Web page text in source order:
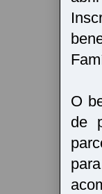
O
de